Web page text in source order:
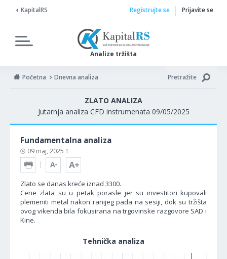
KapitalRS
Analize tržišta
Registrujte se Prijavite se
Početna Dnevna analiza Pretražite
ZLATO ANALIZA
Jutarnja analiza CFD instrumenata 09/05/2025
Fundamentalna analiza
09 maj, 2025
Zlato se danas kreće iznad 3300.
Cene zlata su u petak porasle jer su investitori kupovali
plemeniti metal nakon ranijeg pada na sesiji, dok su tržišta
ovog vikenda bila fokusirana na trgovinske razgovore SAD i
Kine.
Tehnička analiza